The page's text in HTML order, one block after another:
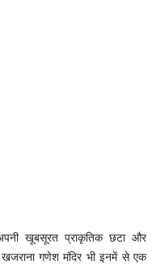
खूबसूरत प्राकृतिक छटा और
खजराना गणेश मंदिर भी इनमें से एक